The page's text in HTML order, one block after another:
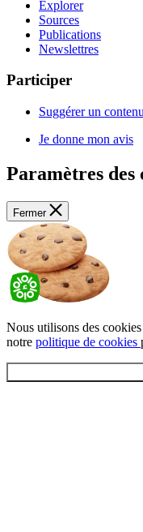
Explorer
Sources
Publications
Newslettres
Participer
Suggérer un contenu
Je donne mon avis
Paramètres des
Fermer
Nous utilisons des
notre politique de cookies